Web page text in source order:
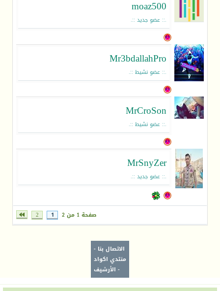
moaz500
.:: عضو جديد ::.
Mr3bdallahPro
.:: عضو نشيط ::.
MrCroSon
.:: عضو نشيط ::.
MrSnyZer
.:: عضو جديد ::.
صفحة 1 من 2 1
2
الاتصال بنا -
منتدي اكواد
- الأرشيف